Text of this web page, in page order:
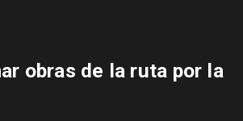
obras de la ruta por la